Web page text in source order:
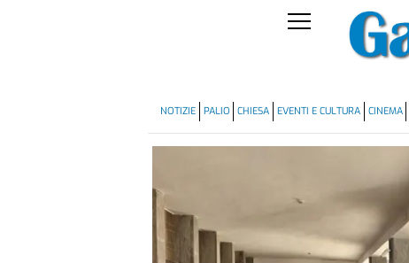
NOTIZIE PALIO CHIESA EVENTI E CULTURA CINEMA